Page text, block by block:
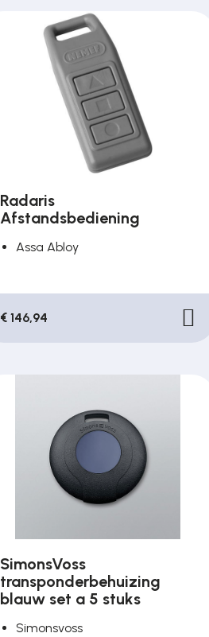
Radaris
Afstandsbediening
Assa Abloy
€ 146,94
SimonsVoss
transponderbehuizing
blauw set a 5 stuks
Simonsvoss